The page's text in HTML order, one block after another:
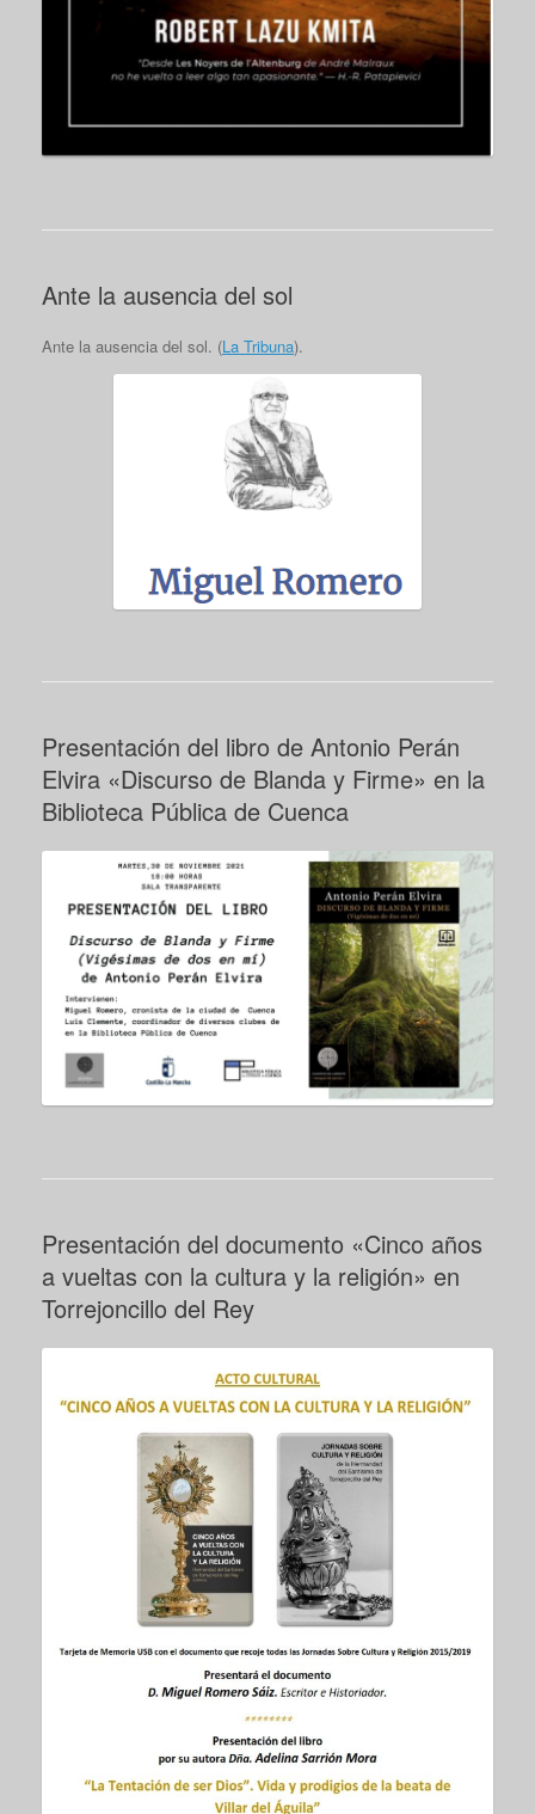
Ante la ausencia del sol
Ante la ausencia del sol. (La Tribuna).
Presentación del libro de Antonio Perán
Elvira «Discurso de Blanda y Firme» en la
Biblioteca Pública de Cuenca
Presentación del documento «Cinco años
a vueltas con la cultura y la religión» en
Torrejoncillo del Rey